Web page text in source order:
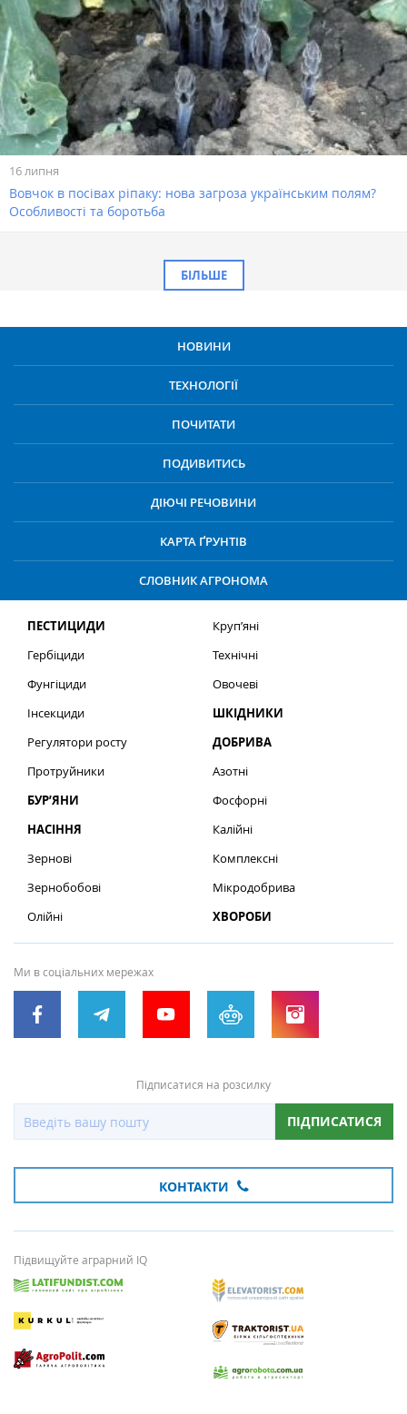
16 липня
Вовчок в посівах ріпаку: нова загроза українським полям?
Особливості та боротьба
БІЛЬШЕ
НОВИНИ
ТЕХНОЛОГІЇ
ПОЧИТАТИ
ПОДИВИТИСЬ
ДІЮЧІ РЕЧОВИНИ
КАРТА ҐРУНТІВ
СЛОВНИК АГРОНОМА
ПЕСТИЦИДИ
Гербіциди
Фунгіциди
Інсекциди
Регулятори росту
Протруйники
БУР’ЯНИ
НАСІННЯ
Зернові
Зернобобові
Олійні
Круп’яні
Технічні
Овочеві
ШКІДНИКИ
ДОБРИВА
Азотні
Фосфорні
Калійні
Комплексні
Мікродобрива
ХВОРОБИ
Ми в соціальних мережах
Підписатися на розсилку
ПІДПИСАТИСЯ
КОНТАКТИ
Підвищуйте аграрний IQ